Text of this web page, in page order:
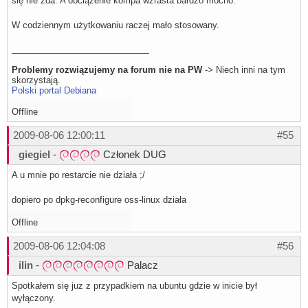
W codziennym użytkowaniu raczej mało stosowany.
Problemy rozwiązujemy na forum nie na PW-> Niech inni na tym
skorzystają.
Polski portal Debiana
Offline
#55
2009-08-06 12:00:11
giegiel - Członek DUG
A u mnie po restarcie nie działa ;/
dopiero po dpkg-reconfigure oss-linux działa
Offline
#56
2009-08-06 12:04:08
ilin - Palacz
Spotkałem się juz z przypadkiem na ubuntu gdzie w inicie był
wyłączony.